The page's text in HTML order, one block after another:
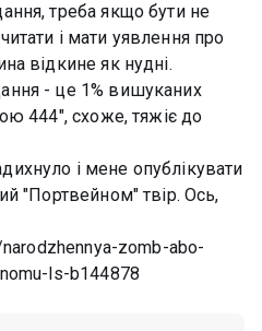
треба якщо бути не
і мати уявлення про
відкине як нудні.
- це 1% вишуканих
444", схоже, тяжіє до
і мене опублікувати
"Портвейном" твір. Ось,
zomb-abo-
ls-b144878